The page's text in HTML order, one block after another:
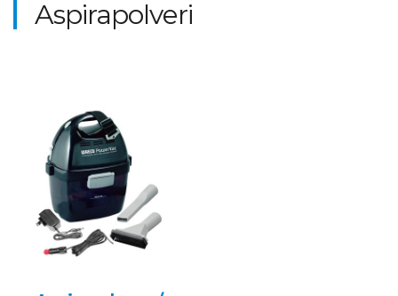
Aspirapolveri